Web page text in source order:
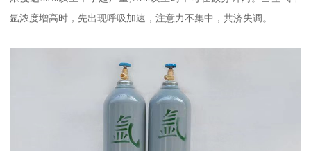
氩浓度增高时，先出现呼吸加速，注意力不集中，共济失调。